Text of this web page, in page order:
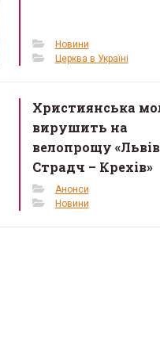
Новини
Церква в Україні
Християнська
вирушить на
велопрощу
Страдч – Крехів»
Анонси
Новини